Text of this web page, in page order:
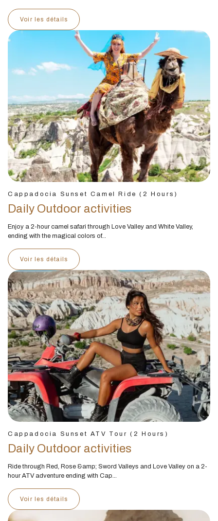
Voir les détails
Cappadocia Sunset Camel Ride (2 Hours)
Daily Outdoor activities
Enjoy a 2-hour camel safari through Love Valley and White Valley,
ending with the magical colors of...
Voir les détails
Cappadocia Sunset ATV Tour (2 Hours)
Daily Outdoor activities
Ride through Red, Rose &amp; Sword Valleys and Love Valley on a 2-
hour ATV adventure ending with Cap...
Voir les détails